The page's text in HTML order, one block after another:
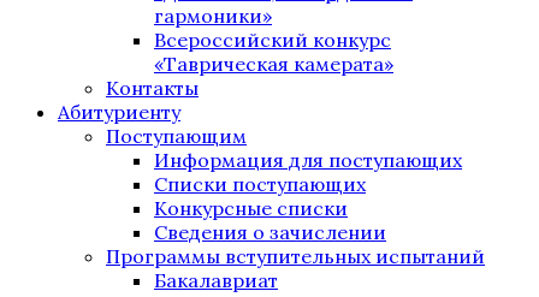
гармоники»
Всероссийский конкурс
«Таврическая камерата»
Контакты
Абитуриенту
Поступающим
Информация для поступающих
Списки поступающих
Конкурсные списки
Сведения о зачислении
Программы вступительных испытаний
Бакалавриат